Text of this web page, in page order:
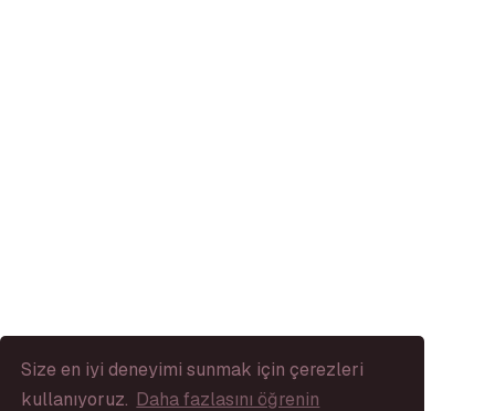
Size en iyi deneyimi sunmak için çerezleri
kullanıyoruz. Daha fazlasını öğrenin